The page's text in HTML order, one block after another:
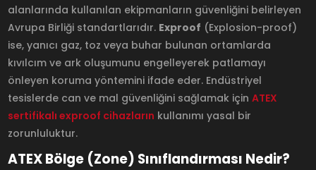
alanlarında kullanılan ekipmanların güvenliğini belirleyen
Avrupa Birliği standartlarıdır. Exproof (Explosion-proof)
ise, yanıcı gaz, toz veya buhar bulunan ortamlarda
kıvılcım ve ark oluşumunu engelleyerek patlamayı
önleyen koruma yöntemini ifade eder. Endüstriyel
tesislerde can ve mal güvenliğini sağlamak içinATEX
sertifikalı exproof cihazların kullanımı yasal bir
zorunluluktur.
ATEX Bölge (Zone) Sınıflandırması Nedir?